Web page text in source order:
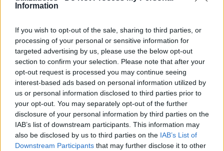
Information
If you wish to opt-out of the sale, sharing to third parties, or
processing of your personal or sensitive information for
targeted advertising by us, please use the below opt-out
section to confirm your selection. Please note that after your
opt-out request is processed you may continue seeing
interest-based ads based on personal information utilized by
us or personal information disclosed to third parties prior to
your opt-out. You may separately opt-out of the further
disclosure of your personal information by third parties on the
IAB’s list of downstream participants. This information may
also be disclosed by us to third parties on the IAB’s List of
Downstream Participants that may further disclose it to other
Pflegecreme durch san...
Наркологическая клиника Похмельная
служба
Animales- (Catalonia)- 2026/08/0459338.00 €
Информация об обращении не передается
третьим лицам, а детали лечения
обсуждаются только с пациентом.
Углубиться в тему - вывод из запоя в
анапе
Наркологическая клиника Детокс. Вывод
из запоя